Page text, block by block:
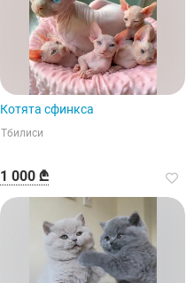
Котята сфинкса
Тбилиси
1 000 ₾